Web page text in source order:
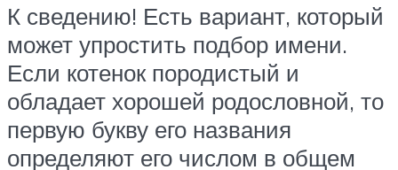
К сведению! Есть вариант, который
может упростить подбор имени.
Если котенок породистый и
обладает хорошей родословной, то
первую букву его названия
определяют его числом в общем